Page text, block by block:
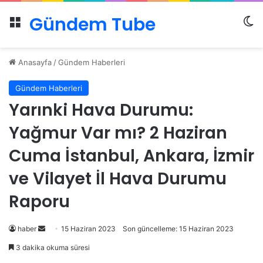
MenüGündem Tube
Anasayfa /Gündem Haberleri
Gündem Haberleri
Yarınki Hava Durumu:
Yağmur Var mı? 2 Haziran
Cuma İstanbul, Ankara, İzmir
ve Vilayet İl Hava Durumu
Raporu
haber
Bir
15 Haziran 2023 Son güncelleme: 15 Haziran 2023
3 dakika okuma süresi